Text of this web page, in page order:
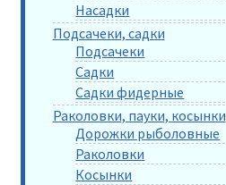
Насадки
Подсачеки, садки
Подсачеки
Садки
Садки фидерные
Раколовки, пауки, косынки
Дорожки рыболовные
Раколовки
Косынки